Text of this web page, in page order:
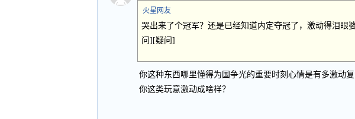
火星网友
哭出来了个冠军？还是已经知道内定夺冠了，激动得泪
问][疑问]
你这种东西哪里懂得为国争光的重要时刻心情是有多激动
你这类玩意激动成啥样？